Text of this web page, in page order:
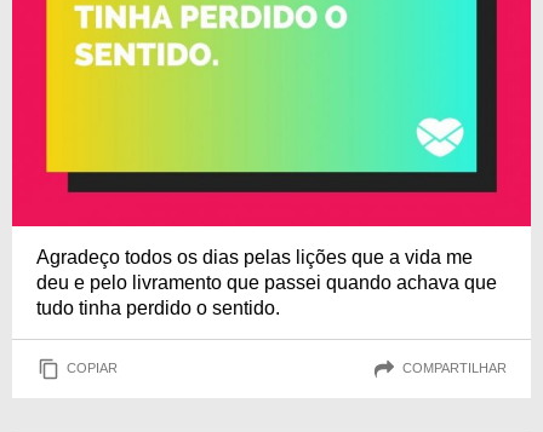
Agradeço todos os dias pelas lições que a vida me
deu e pelo livramento que passei quando achava que
tudo tinha perdido o sentido.
COPIAR COMPARTILHAR